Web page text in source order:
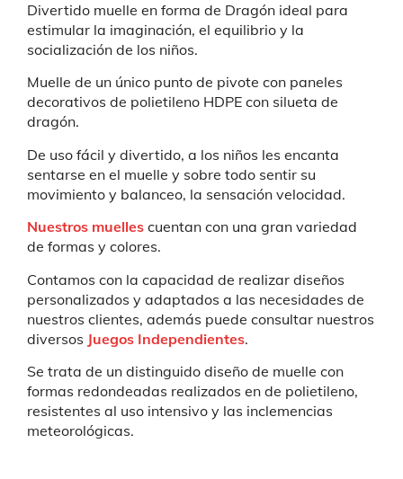
Divertido muelle en forma de Dragón ideal para
estimular la imaginación, el equilibrio y la
socialización de los niños.
Muelle de un único punto de pivote con paneles
decorativos de polietileno HDPE con silueta de
dragón.
De uso fácil y divertido, a los niños les encanta
sentarse en el muelle y sobre todo sentir su
movimiento y balanceo, la sensación velocidad.
Nuestros muelles cuentan con una gran variedad
de formas y colores.
Contamos con la capacidad de realizar diseños
personalizados y adaptados a las necesidades de
nuestros clientes, además puede consultar nuestros
diversos Juegos Independientes.
Se trata de un distinguido diseño de muelle con
formas redondeadas realizados en de polietileno,
resistentes al uso intensivo y las inclemencias
meteorológicas.